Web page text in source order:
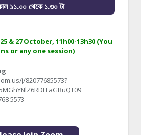
১১.০০ থেকে ১.৩০ টা
& 27 October, 11h00-13h30 (You
or any one session)
j/82077685573?
5573